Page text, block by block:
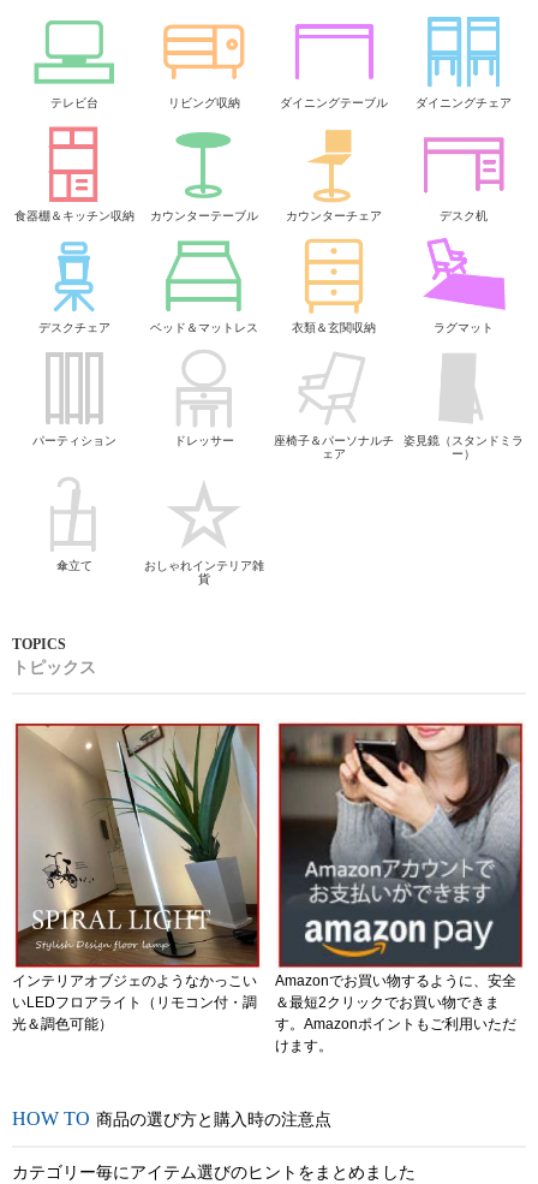
テレビ台 リビング収納 ダイニングテーブル ダイニングチェア
食器棚＆キッチン収納 カウンターテーブル カウンターチェア デスク机
デスクチェア ベッド＆マットレス 衣類＆玄関収納 ラグマット
パーティション ドレッサー
座椅子＆パーソナルチ
ェア
姿見鏡（スタンドミラ
ー）
傘立て
おしゃれインテリア雑
貨
トピックス
インテリアオブジェのようなかっこい
いLEDフロアライト（リモコン付・調
光＆調色可能）
Amazonでお買い物するように、安全
＆最短2クリックでお買い物できま
す。Amazonポイントもご利用いただ
けます。
商品の選び方と購入時の注意点
カテゴリー毎にアイテム選びのヒントをまとめました